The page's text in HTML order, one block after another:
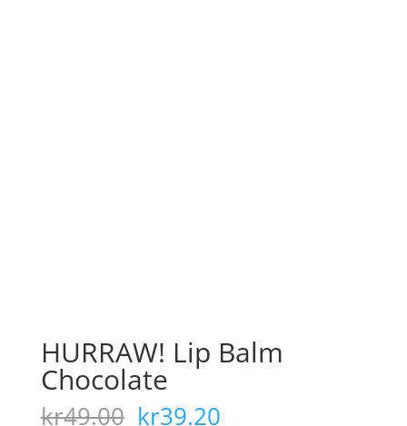
HURRAW! Lip Balm
Chocolate
kr49.00 Det
kr39.20Det